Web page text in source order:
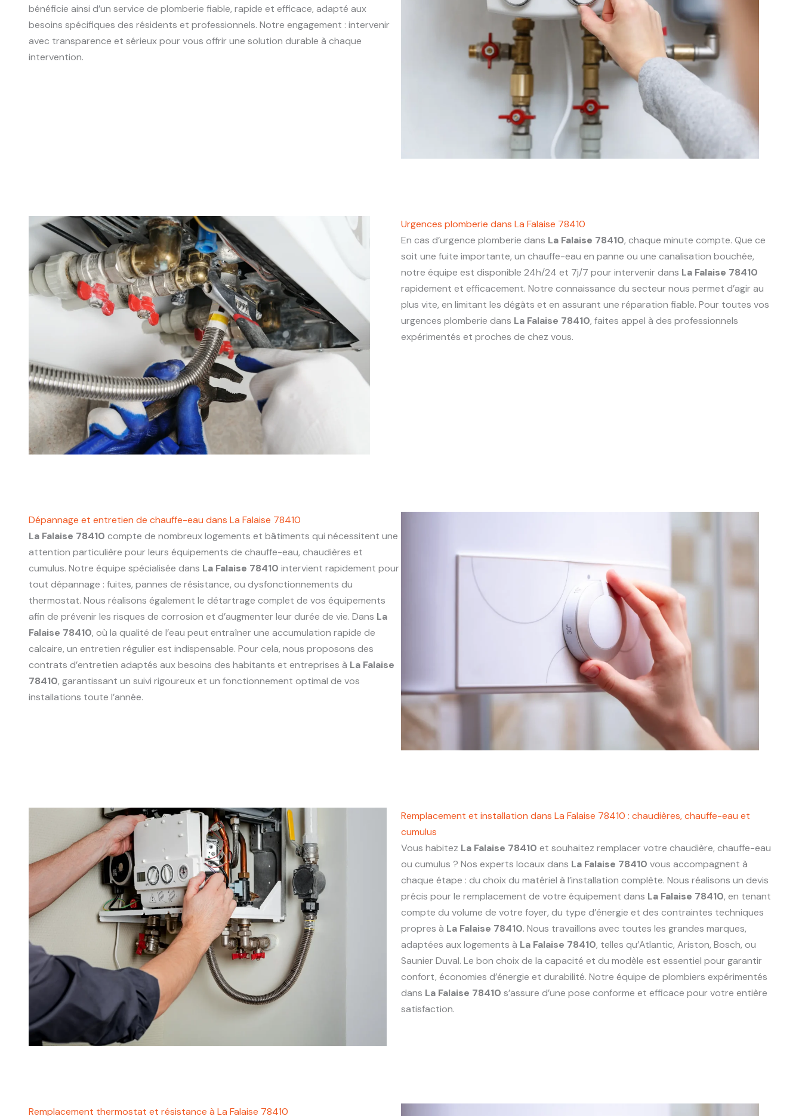
bénéficie ainsi d’un service de plomberie fiable, rapide et efficace, adapté aux
besoins spécifiques des résidents et professionnels. Notre engagement : intervenir
avec transparence et sérieux pour vous offrir une solution durable à chaque
intervention.
Urgences plomberie dans La Falaise 78410
En cas d’urgence plomberie dans La Falaise 78410, chaque minute compte. Que ce
soit une fuite importante, un chauffe-eau en panne ou une canalisation bouchée,
notre équipe est disponible 24h/24 et 7j/7 pour intervenir dans La Falaise 78410
rapidement et efficacement. Notre connaissance du secteur nous permet d’agir au
plus vite, en limitant les dégâts et en assurant une réparation fiable. Pour toutes vos
urgences plomberie dans La Falaise 78410, faites appel à des professionnels
expérimentés et proches de chez vous.
Dépannage et entretien de chauffe-eau dans La Falaise 78410
La Falaise 78410 compte de nombreux logements et bâtiments qui nécessitent une
attention particulière pour leurs équipements de chauffe-eau, chaudières et
cumulus. Notre équipe spécialisée dans La Falaise 78410 intervient rapidement pour
tout dépannage : fuites, pannes de résistance, ou dysfonctionnements du
thermostat. Nous réalisons également le détartrage complet de vos équipements
afin de prévenir les risques de corrosion et d’augmenter leur durée de vie. Dans La
Falaise 78410, où la qualité de l’eau peut entraîner une accumulation rapide de
calcaire, un entretien régulier est indispensable. Pour cela, nous proposons des
contrats d’entretien adaptés aux besoins des habitants et entreprises à La Falaise
78410, garantissant un suivi rigoureux et un fonctionnement optimal de vos
installations toute l’année.
Remplacement et installation dans La Falaise 78410 : chaudières, chauffe-eau et
cumulus
Vous habitez La Falaise 78410 et souhaitez remplacer votre chaudière, chauffe-eau
ou cumulus ? Nos experts locaux dans La Falaise 78410 vous accompagnent à
chaque étape : du choix du matériel à l’installation complète. Nous réalisons un devis
précis pour le remplacement de votre équipement dans La Falaise 78410, en tenant
compte du volume de votre foyer, du type d’énergie et des contraintes techniques
propres à La Falaise 78410. Nous travaillons avec toutes les grandes marques,
adaptées aux logements à La Falaise 78410, telles qu’Atlantic, Ariston, Bosch, ou
Saunier Duval. Le bon choix de la capacité et du modèle est essentiel pour garantir
confort, économies d’énergie et durabilité. Notre équipe de plombiers expérimentés
dans La Falaise 78410 s’assure d’une pose conforme et efficace pour votre entière
satisfaction.
Remplacement thermostat et résistance à La Falaise 78410